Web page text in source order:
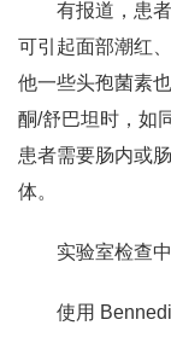
有报道，患
可引起面部潮红
他一些头孢菌素
酮/舒巴坦时，如
患者需要肠内或
体。
实验室检查
使用